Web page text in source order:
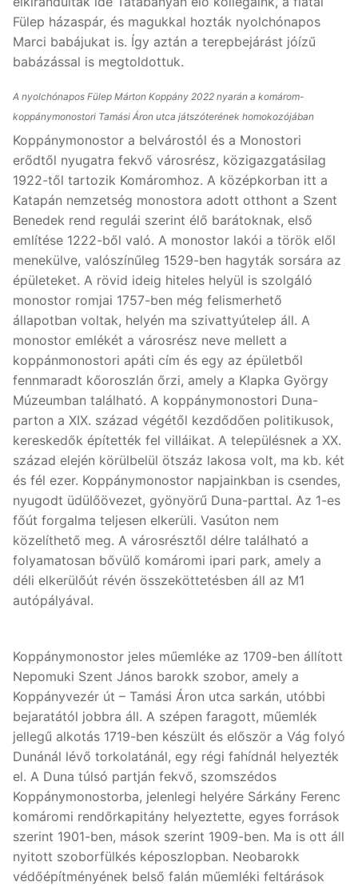
Fülep házaspár, és magukkal hozták nyolchónapos
Marci babájukat is. Így aztán a terepbejárást jóízű
babázással is megtoldottuk.
A nyolchónapos Fülep Márton Koppány 2022 nyarán a komárom-
koppánymonostori Tamási Áron utca játszóterének homokozójában
Koppánymonostor a belvárostól és a Monostori
erődtől nyugatra fekvő városrész, közigazgatásilag
1922-től tartozik Komáromhoz. A középkorban itt a
Katapán nemzetség monostora adott otthont a Szent
Benedek rend regulái szerint élő barátoknak, első
említése 1222-ből való. A monostor lakói a török elől
menekülve, valószínűleg 1529-ben hagyták sorsára az
épületeket. A rövid ideig hiteles helyül is szolgáló
monostor romjai 1757-ben még felismerhető
állapotban voltak, helyén ma szivattyútelep áll. A
monostor emlékét a városrész neve mellett a
koppánmonostori apáti cím és egy az épületből
fennmaradt kőoroszlán őrzi, amely a Klapka György
Múzeumban található. A koppánymonostori Duna-
parton a XIX. század végétől kezdődően politikusok,
kereskedők építették fel villáikat. A településnek a XX.
század elején körülbelül ötszáz lakosa volt, ma kb. két
és fél ezer. Koppánymonostor napjainkban is csendes,
nyugodt üdülőövezet, gyönyörű Duna-parttal. Az 1-es
főút forgalma teljesen elkerüli. Vasúton nem
közelíthető meg. A városrésztől délre található a
folyamatosan bővülő komáromi ipari park, amely a
déli elkerülőút révén összeköttetésben áll az M1
autópályával.
Koppánymonostor jeles műemléke az 1709-ben állított
Nepomuki Szent János barokk szobor, amely a
Koppányvezér út – Tamási Áron utca sarkán, utóbbi
bejaratától jobbra áll. A szépen faragott, műemlék
jellegű alkotás 1719-ben készült és először a Vág folyó
Dunánál lévő torkolatánál, egy régi fahídnál helyezték
el. A Duna túlsó partján fekvő, szomszédos
Koppánymonostorba, jelenlegi helyére Sárkány Ferenc
komáromi rendőrkapitány helyeztette, egyes források
szerint 1901-ben, mások szerint 1909-ben. Ma is ott áll
nyitott szoborfülkés képoszlopban. Neobarokk
védőépítményének belső falán műemléki feltárások